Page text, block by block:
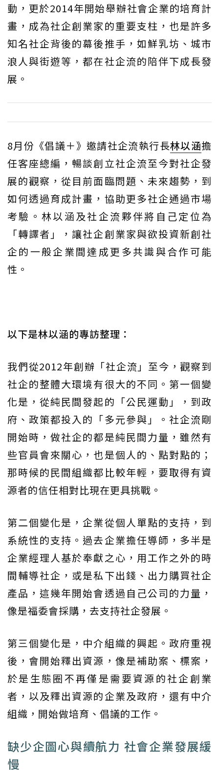
動，更於2014年開始舉辦社會企業的培育計
畫，成為社企創業家的重要支柱，也是許多
知名社企背後的幕後推手，如鮮乳坊、城市
浪人與街遊等，都在社企流的陪伴下成長發
展。
8月份《倡議＋》邀請社企流執行長林以涵擔
任客座總編，暢談創立社企流至今對社企發
展的觀察，從目前面臨問題、未來趨勢，到
如何透過育成計畫，協助更多社企通過市場
考驗。林以涵及社企流夥伴將自己定位為
「轉譯者」，讓社企創業家與欲投資新創社
企的一般企業間達成更多共識與合作可能
性。
以下是林以涵的專訪整理：
我們從2012年創辦「社企流」至今，觀察到
社企的整體大環境有很大的不同。第一個變
化是，從純民間發起的「公民運動」，到政
府、政策都投入的「多元參與」。社企流剛
開始時，做社企的都是純民間力量，雖然有
些官員會來關心，也是個人的、點對點的；
那時候的民間組織都比較年輕，要取得有資
源者的信任相對比現在更具挑戰。
第二個變化是，企業從個人單點的支持，到
系統性的支持。過去企業擔任導師，多半是
企業經理人基於奉獻之心，用工作之外的時
間輔導社企，或是私下出錢、出力購買社企
產品，這幾年開始會透過自己公司的力量，
像是福委會採購，去支持社企發展。
第三個變化是，中介組織的興起。政府重視
後，會開始釋出資源，像是補助案、標案，
於是生態圈不再僅是需要資源的社企創業
者，以及釋出資源的企業及政府，還有中介
組織，開始做培育、倡議的工作。
缺少企圖心與續航力 社會企業發展緩
慢